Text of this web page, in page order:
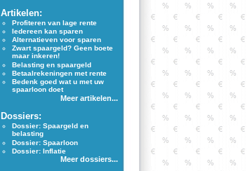
Artikelen:
Profiteren van lage rente
Iedereen kan sparen
Alternatieven voor sparen
Zwart spaargeld? Geen boete
maar inkeren!
Belasting en spaargeld
Betaalrekeningen met rente
Bedenk goed wat u met uw
spaarloon doet
Meer artikelen...
Dossiers:
Dossier: Spaargeld en
belasting
Dossier: Spaarloon
Dossier: Inflatie
Meer dossiers...